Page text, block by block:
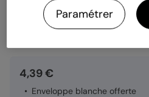
Quantité
4,39 €
Enveloppe blanche offerte
Paramétrer